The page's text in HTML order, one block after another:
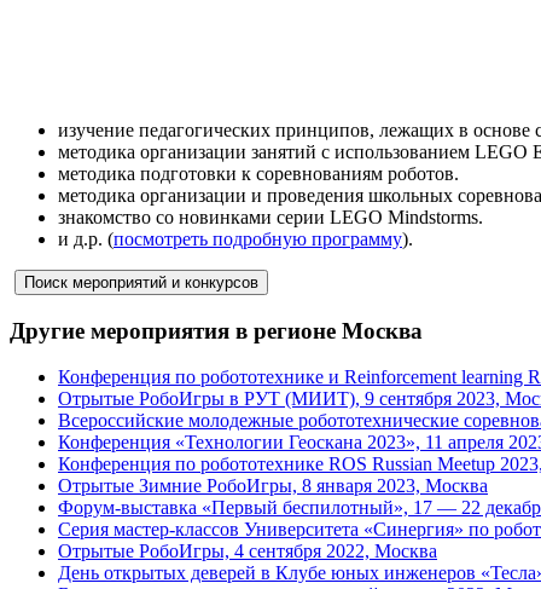
изучение педагогических принципов, лежащих в основе
методика организации занятий с использованием LEGO
методика подготовки к соревнованиям роботов.
методика организации и проведения школьных
знакомство со новинками серии LEGO Mindstorms.
и д.р. (посмотреть подробную программу).
Другие мероприятия в регионе Москва
Конференция по робототехнике и Reinforcement learning
Отрытые РобоИгры в РУТ (МИИТ), 9 сентября 2023,
Всероссийские молодежные робототехнические
Конференция «Технологии Геоскана 2023», 11 апреля
Конференция по робототехнике ROS Russian Meetup
Отрытые Зимние РобоИгры, 8 января 2023, Москва
Форум-выставка «Первый беспилотный», 17 — 22
Серия мастер-классов Университета «Синергия» по
Отрытые РобоИгры, 4 сентября 2022, Москва
День открытых деверей в Клубе юных инженеров